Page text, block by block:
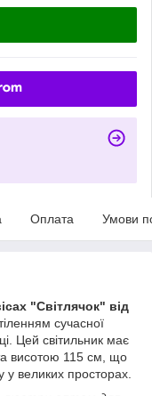
Оплата Умови
"Світлячок" від
сучасної
Цей світильник має
висотою 115 см, що
великих просторах.